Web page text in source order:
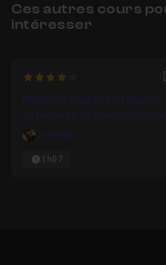
Ces autres cours
intéresser
4
Photomontage Photoshop CC :
un paysage de science-fiction
Joel Riba
1h07